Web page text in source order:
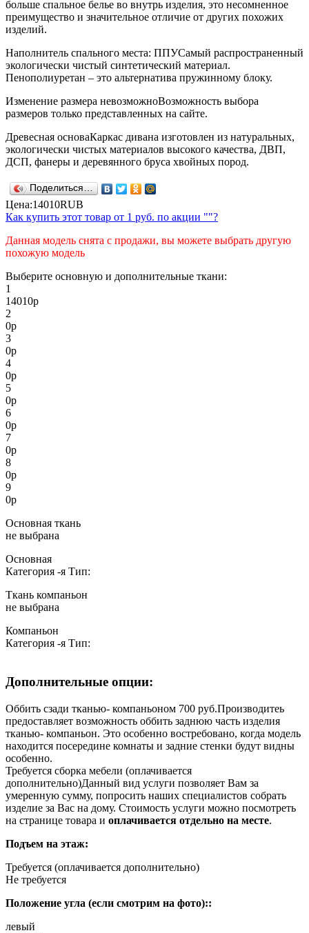
больше спальное белье во внутрь изделия, это несомненное
преимущество и значительное отличие от других похожих
изделий.
Наполнитель спального места: ППУСамый распространенный
экологически чистый синтетический материал.
Пенополиуретан – это альтернатива пружинному блоку.
Изменение размера невозможноВозможность выбора
размеров только представленных на сайте.
Древесная основаКаркас дивана изготовлен из натуральных,
экологически чистых материалов высокого качества, ДВП,
ДСП, фанеры и деревянного бруса хвойных пород.
Поделиться…
Цена:14010RUB
Как купить этот товар от 1 руб. по акции ""?
Данная модель снята с продажи, вы можете выбрать другую
похожую модель
Выберите основную и дополнительные ткани:
1
14010р
2
0р
3
0р
4
0р
5
0р
6
0р
7
0р
8
0р
9
0р
Основная ткань
не выбрана
Основная
Категория -я Тип:
Ткань компаньон
не выбрана
Компаньон
Категория -я Тип:
Дополнительные опции:
Оббить сзади тканью- компаньоном 700 руб.Производитеь
предоставляет возможность оббить заднюю часть изделия
тканью- компаньон. Это особенно востребовано, когда модель
находится посередине комнаты и задние стенки будут видны
особенно.
Требуется сборка мебели (оплачивается
дополнительно)Данный вид услуги позволяет Вам за
умеренную сумму, попросить наших специалистов собрать
изделие за Вас на дому. Стоимость услуги можно посмотреть
на странице товара и оплачивается отдельно на месте.
Подъем на этаж:
Требуется (оплачивается дополнительно)
Не требуется
Положение угла (если смотрим на фото)::
левый